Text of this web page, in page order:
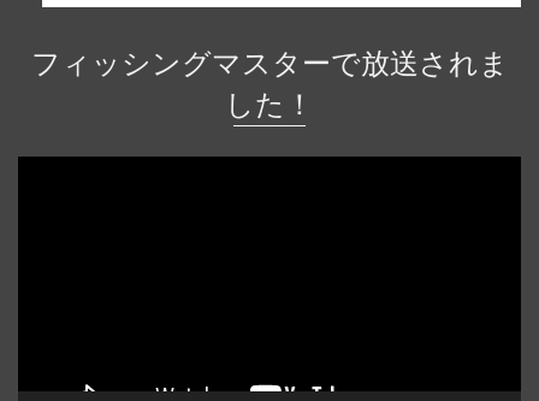
フィッシングマスターで放送されま
した！